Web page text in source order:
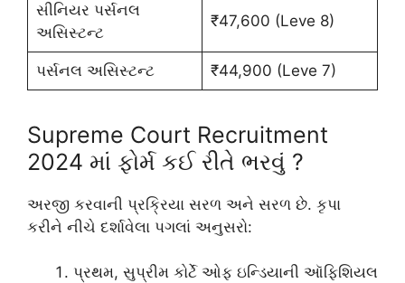
સીનિયર પર્સનલ
અસિસ્ટન્ટ
₹47,600 (Leve 8)
પર્સનલ અસિસ્ટન્ટ ₹44,900 (Leve 7)
Supreme Court Recruitment
2024 માં ફોર્મ કઈ રીતે ભરવું ?
અરજી કરવાની પ્રક્રિયા સરળ અને સરળ છે. કૃપા
કરીને નીચે દર્શાવેલા પગલાં અનુસરો:
પ્રથમ, સુપ્રીમ કોર્ટે ઓફ ઇન્ડિયાની ઑફિશિયલ